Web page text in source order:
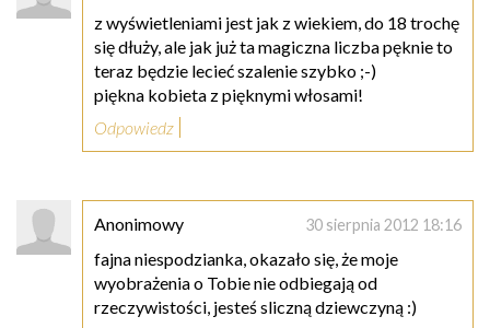
z wyświetleniami jest jak z wiekiem, do 18 trochę
się dłuży, ale jak już ta magiczna liczba pęknie to
teraz będzie lecieć szalenie szybko ;-)
piękna kobieta z pięknymi włosami!
Odpowiedz
Anonimowy 30 sierpnia 2012 18:16
fajna niespodzianka, okazało się, że moje
wyobrażenia o Tobie nie odbiegają od
rzeczywistości, jesteś sliczną dziewczyną :)